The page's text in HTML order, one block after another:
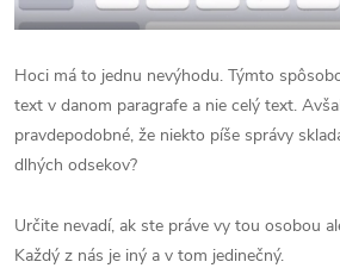
Hoci má to jednu nevýhodu. Týmto
text v danom paragrafe a nie celý text.
pravdepodobné, že niekto píše správy
dlhých odsekov?
Určite nevadí, ak ste práve vy tou osobou
Každý z nás je iný a v tom jedinečný.